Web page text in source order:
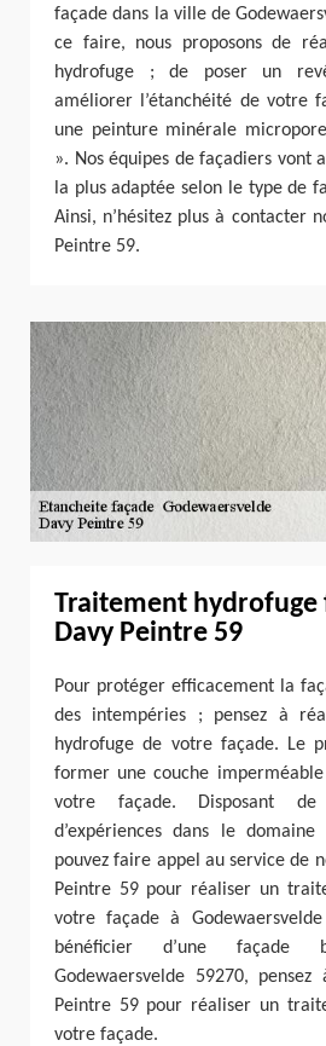
façade dans la ville de
ce faire, nous proposons de
hydrofuge ; de poser un
améliorer l’étanchéité de votre
une peinture minérale
». Nos équipes de façadiers vont
la plus adaptée selon le type de
Ainsi, n’hésitez plus à contacter
Peintre 59.
Traitement hydrofuge
Davy Peintre 59
Pour protéger efficacement la
des intempéries ; pensez à
hydrofuge de votre façade. Le
former une couche
votre façade. Disposant de
d’expériences dans le
pouvez faire appel au service de
Peintre 59 pour réaliser un
votre façade à
bénéficier d’une façade
Godewaersvelde 59270,
Peintre 59 pour réaliser un
votre façade.